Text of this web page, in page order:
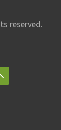
reserved.